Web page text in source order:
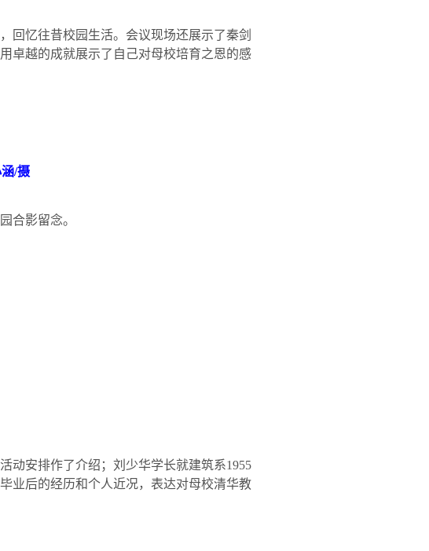
回忆往昔校园生活。会议现场还展示了秦剑
卓越的成就展示了自己对母校培育之恩的感
/摄
合影留念。
动安排作了介绍；刘少华学长就建筑系1955
业后的经历和个人近况，表达对母校清华教